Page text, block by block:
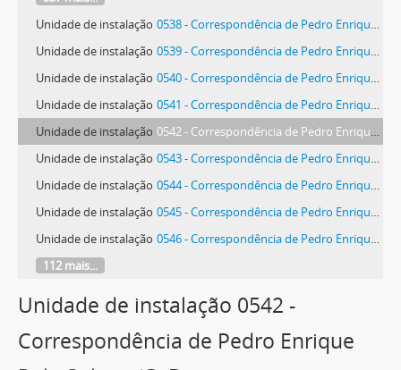
Unidade de instalação 0538 - Correspondência de Pedro Enrique Polo Soltero/G. Bruno
Unidade de instalação 0539 - Correspondência de Pedro Enrique Polo Soltero/G. Bruno
Unidade de instalação 0540 - Correspondência de Pedro Enrique Polo Soltero/G. Bruno
Unidade de instalação 0541 - Correspondência de Pedro Enrique Polo Soltero/G. Bruno
Unidade de instalação 0542 - Correspondência de Pedro Enrique Polo Soltero/G. Bruno
Unidade de instalação 0543 - Correspondência de Pedro Enrique Polo Soltero/G. Bruno
Unidade de instalação 0544 - Correspondência de Pedro Enrique Polo Soltero/G. Bruno
Unidade de instalação 0545 - Correspondência de Pedro Enrique Polo Soltero/G. Bruno
Unidade de instalação 0546 - Correspondência de Pedro Enrique Polo Soltero/G. Bruno
112 mais...
Unidade de instalação 0542 -
Correspondência de Pedro Enrique